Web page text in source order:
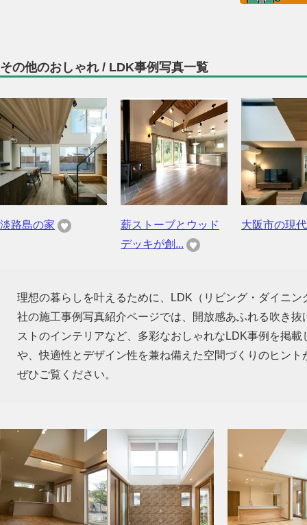
その他のおしゃれ / LDK事例写真一覧
淡路島の家
薪ストーブとウッド
デッキが創...
大阪市の現
理想の暮らしを叶えるために、LDK（リビング・ダイニ
社の施工事例写真紹介ページでは、開放感あふれる吹き
ストのインテリアなど、多彩なおしゃれなLDK事例を掲
や、快適性とデザイン性を兼ね備えた空間づくりのヒン
ぜひご覧ください。